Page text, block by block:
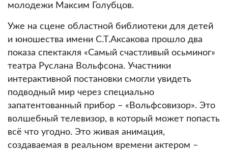
молодежи Максим Голубцов.
Уже на сцене областной библиотеки для детей
и юношества имени С.Т.Аксакова прошло два
показа спектакля «Самый счастливый осьминог»
театра Руслана Вольфсона. Участники
интерактивной постановки смогли увидеть
подводный мир через специально
запатентованный прибор – «Вольфсовизор». Это
волшебный телевизор, в который может попасть
всё что угодно. Это живая анимация,
создаваемая в реальном времени актером –